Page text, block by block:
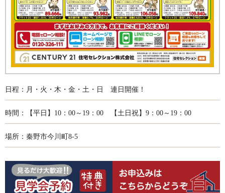
日程：月・火・木・金・土・日 連日開催！
時間：【平日】10：00～19：00 【土日祝】9：00～19：00
場所：秦野市今川町8-5